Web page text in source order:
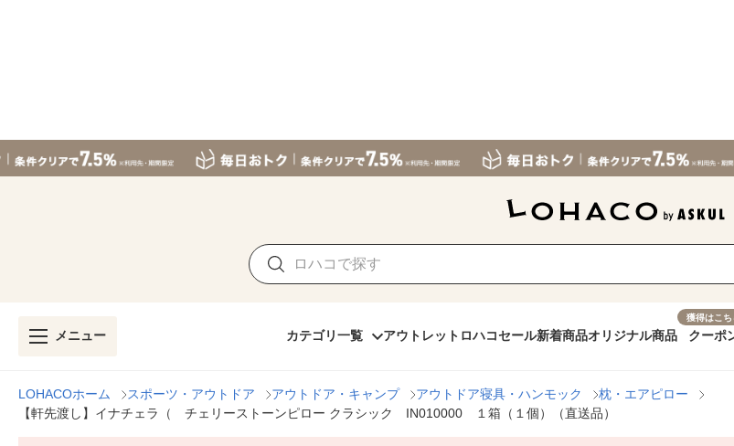
メニュー カテゴリ一覧 アウトレット ロハコセール新着商品オリジナル商品
獲得はこち
クーポ
LOHACOホーム スポーツ・アウトドア アウトドア・キャンプ アウトドア寝具・ハンモック
枕・エアピロー
【軒先渡し】イナチェラ（ チェリーストーンピロー クラシック IN010000 １箱（１個）（直送品）